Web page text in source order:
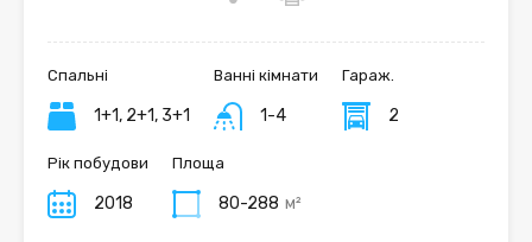
Спальні
1+1, 2+1, 3+1
Ванні кімнати
1-4
Гараж.
2
Рік побудови
2018
Площа
80-288 м²